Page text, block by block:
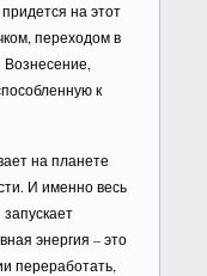
на этот
переходом в
Вознесение,
к
на планете
И именно весь
энергия – это
переработать,